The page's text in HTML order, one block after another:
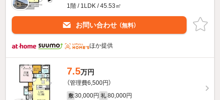
1階 / 1LDK / 45.53㎡
お問い合わせ （無料）
ほか提供
7.5万円
（管理費6,500円）
敷 30,000円 礼 80,000円